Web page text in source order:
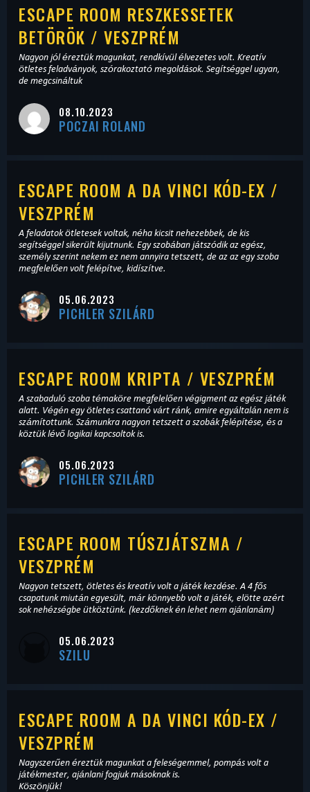
ESCAPE ROOM RESZKESSETEK
BETÖRÖK / VESZPRÉM
Nagyon jól éreztük magunkat, rendkívül élvezetes volt. Kreatív
ötletes feladványok, szórakoztató megoldások. Segítséggel ugyan,
de megcsináltuk
08.10.2023
POCZAI ROLAND
ESCAPE ROOM A DA VINCI KÓD-EX /
VESZPRÉM
A feladatok ötletesek voltak, néha kicsit nehezebbek, de kis
segítséggel sikerült kijutnunk. Egy szobában játszódik az egész,
személy szerint nekem ez nem annyira tetszett, de az az egy szoba
megfelelően volt felépítve, kidíszítve.
05.06.2023
PICHLER SZILÁRD
ESCAPE ROOM KRIPTA / VESZPRÉM
A szabaduló szoba témaköre megfelelően végigment az egész játék
alatt. Végén egy ötletes csattanó várt ránk, amire egyáltalán nem is
számítottunk. Számunkra nagyon tetszett a szobák felépítése, és a
köztük lévő logikai kapcsoltok is.
05.06.2023
PICHLER SZILÁRD
ESCAPE ROOM TÚSZJÁTSZMA /
VESZPRÉM
Nagyon tetszett, ötletes és kreatív volt a játék kezdése. A 4 fős
csapatunk miután egyesült, már könnyebb volt a játék, elötte azért
sok nehézségbe ütköztünk. (kezdőknek én lehet nem ajánlanám)
05.06.2023
SZILU
ESCAPE ROOM A DA VINCI KÓD-EX /
VESZPRÉM
Nagyszerűen éreztük magunkat a feleségemmel, pompás volt a
játékmester, ajánlani fogjuk másoknak is.
Köszönjük!